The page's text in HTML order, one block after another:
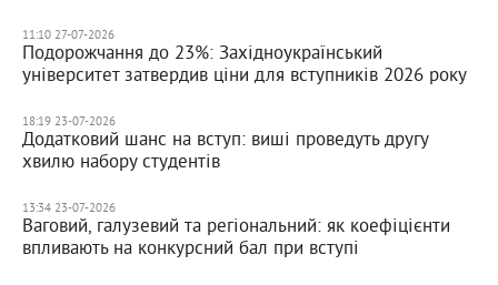
11:10 27-07-2026
Подорожчання до 23%: Західноукраїнський
університет затвердив ціни для вступників 2026 року
18:19 23-07-2026
Додатковий шанс на вступ: виші проведуть другу
хвилю набору студентів
13:34 23-07-2026
Ваговий, галузевий та регіональний: як коефіцієнти
впливають на конкурсний бал при вступі